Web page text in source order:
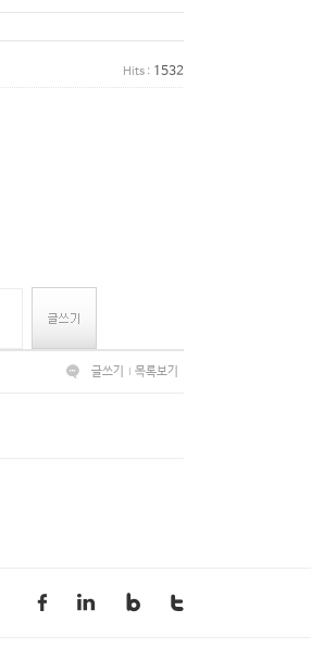
Hits : 1532
글쓰기 목록보기